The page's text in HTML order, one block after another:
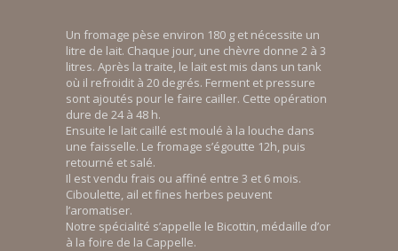
Un fromage pèse environ 180 g et nécessite un
litre de lait. Chaque jour, une chèvre donne 2 à 3
litres. Après la traite, le lait est mis dans un tank
où il refroidit à 20 degrés. Ferment et pressure
sont ajoutés pour le faire cailler. Cette opération
dure de 24 à 48 h.
Ensuite le lait caillé est moulé à la louche dans
une faisselle. Le fromage s’égoutte 12h, puis
retourné et salé.
Il est vendu frais ou affiné entre 3 et 6 mois.
Ciboulette, ail et fines herbes peuvent
l’aromatiser.
Notre spécialité s’appelle le Bicottin, médaille d’or
à la foire de la Cappelle.